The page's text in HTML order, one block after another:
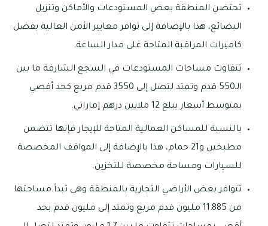
تحتضن المنطقة بعض المستودعات والأماكن وتنزيل
البضائع، هذا بالإضافة إلى توافر معايير الأمن العالية بفضل
كاميرات المراقبة المتاحة على مدار الساعة.
تتفاوت مساحات المستودعات في السجع الشارقة ما بين
الـ550 قدم وتمتد لتصل إلى 3550 قدم مربع كحد أقصي
بمتوسط أسعار يبلغ 12 ملايين درهم إماراتي.
بالنسبة للمساكن العمالية المتاحة للإيجار فإنها تتضمن
مطبخين و21 حمام، هذا بالإضافة إلى المواقف المخصصة
للسيارات ومساحة مخصصة للتخزين.
تتوافر بعض الأراضي التجارية بالمنطقة وهى تبدأ مساحتها
من 11.885 مليون قدم مربع وتمتد إلى مليون قدم بحد